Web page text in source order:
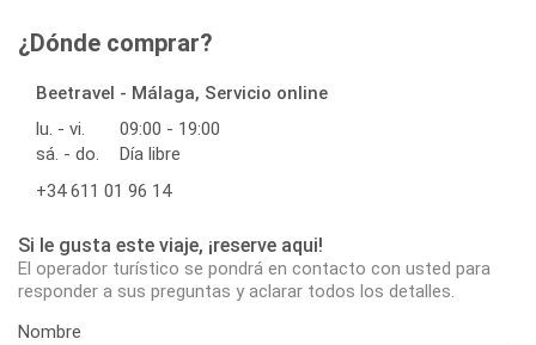
¿Dónde comprar?
Beetravel - Málaga, Servicio online
lu. - vi.
09:00 - 19:00
sá. - do.
Día libre
+34 611 01 96 14
Si le gusta este viaje, ¡reserve aqui!
El operador turístico se pondrá en contacto con usted para
responder a sus preguntas y aclarar todos los detalles.
Nombre